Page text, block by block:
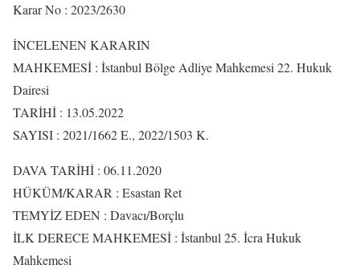
Karar No : 2023/2630
İNCELENEN KARARIN
MAHKEMESİ : İstanbul Bölge Adliye Mahkemesi 22. Hukuk
Dairesi
TARİHİ : 13.05.2022
SAYISI : 2021/1662 E., 2022/1503 K.
DAVA TARİHİ : 06.11.2020
HÜKÜM/KARAR : Esastan Ret
TEMYİZ EDEN : Davacı/Borçlu
İLK DERECE MAHKEMESİ : İstanbul 25. İcra Hukuk
Mahkemesi